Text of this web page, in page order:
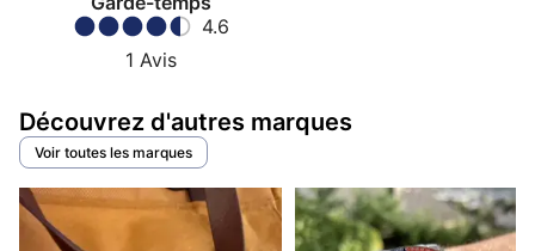
4.6
1 Avis
Découvrez d'autres marques
Voir toutes les marques